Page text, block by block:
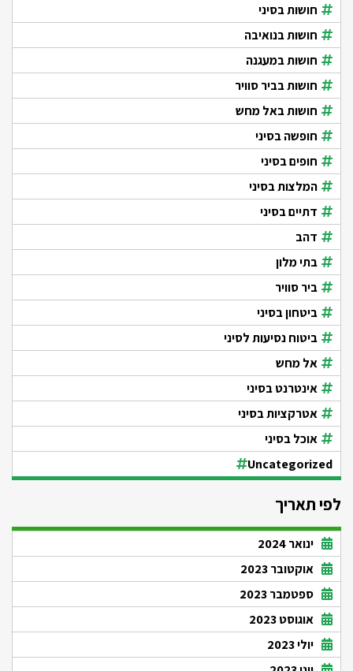
חושות בסיני
חושות בנואיבה
חושות במעגנה
חושות בביר סוויר
חושות באל מחש
חופשה בסיני
חופים בסיני
המלצות בסיני
דתיים בסיני
דהב
בתי מלון
ביר סוויר
ביטחון בסיני
ביטוח נסיעות לסיני
אל מחש
אינטרנט בסיני
אטרקציות בסיני
אוכל בסיני
Uncategorized
לפי תאריך
ינואר 2024
אוקטובר 2023
ספטמבר 2023
אוגוסט 2023
יולי 2023